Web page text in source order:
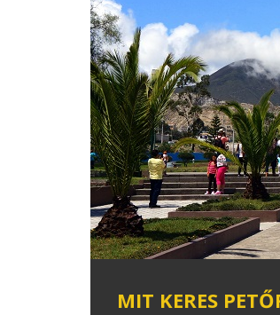
MIT KERES